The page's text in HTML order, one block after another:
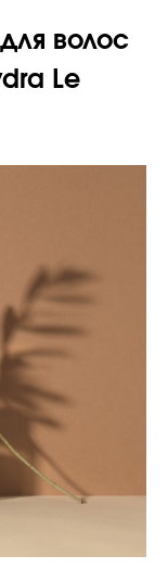
волос
Le